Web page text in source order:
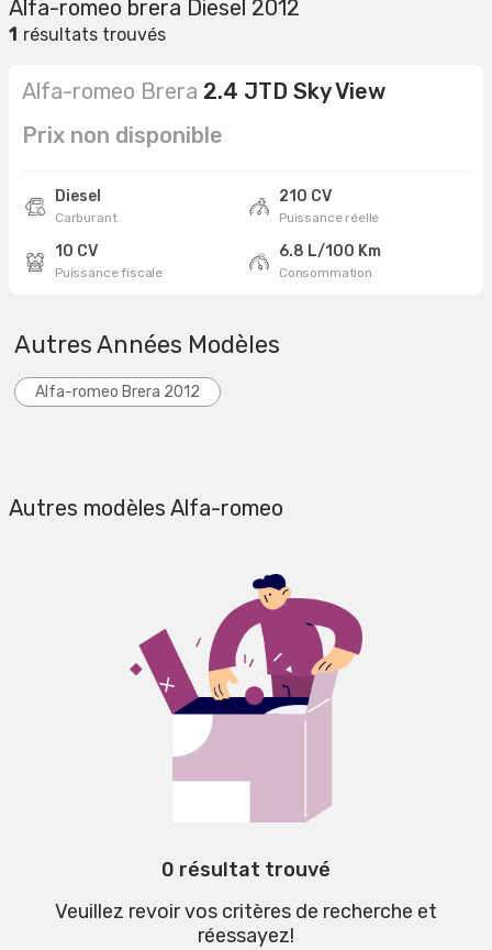
Alfa-romeo brera Diesel 2012
1 résultats trouvés
Alfa-romeo Brera 2.4 JTD Sky View
Prix non disponible
Diesel
Carburant
210 CV
Puissance réelle
10 CV
Puissance fiscale
6.8 L/100 Km
Consommation
Autres Années Modèles
Alfa-romeo Brera 2012
Autres modèles Alfa-romeo
0 résultat trouvé
Veuillez revoir vos critères de recherche et
réessayez!